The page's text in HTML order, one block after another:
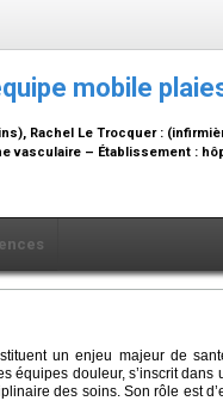
mobile
, Rachel Le Trocquer :
vasculaire – Établissement :
un enjeu majeur de
équipes douleur, s’inscrit dans
des soins. Son rôle est